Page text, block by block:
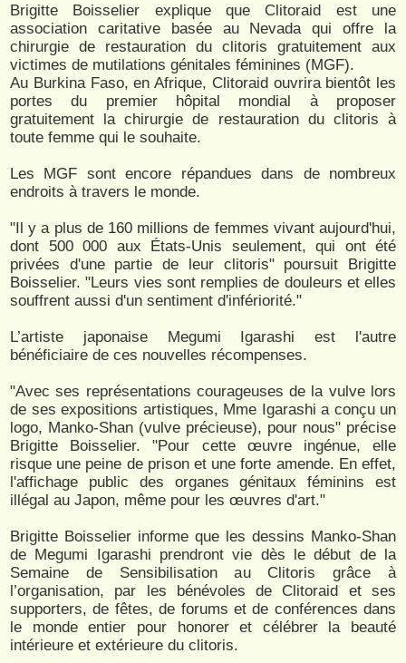
Brigitte Boisselier explique que Clitoraid est une
association caritative basée au Nevada qui offre la
chirurgie de restauration du clitoris gratuitement aux
victimes de mutilations génitales féminines (MGF).
Au Burkina Faso, en Afrique, Clitoraid ouvrira bientôt les
portes du premier hôpital mondial à proposer
gratuitement la chirurgie de restauration du clitoris à
toute femme qui le souhaite.
Les MGF sont encore répandues dans de nombreux
endroits à travers le monde.
"Il y a plus de 160 millions de femmes vivant aujourd'hui,
dont 500 000 aux États-Unis seulement, qui ont été
privées d'une partie de leur clitoris" poursuit Brigitte
Boisselier. "Leurs vies sont remplies de douleurs et elles
souffrent aussi d'un sentiment d'infériorité."
L’artiste japonaise Megumi Igarashi est l'autre
bénéficiaire de ces nouvelles récompenses.
"Avec ses représentations courageuses de la vulve lors
de ses expositions artistiques, Mme Igarashi a conçu un
logo, Manko-Shan (vulve précieuse), pour nous" précise
Brigitte Boisselier. "Pour cette œuvre ingénue, elle
risque une peine de prison et une forte amende. En effet,
l'affichage public des organes génitaux féminins est
illégal au Japon, même pour les œuvres d'art."
Brigitte Boisselier informe que les dessins Manko-Shan
de Megumi Igarashi prendront vie dès le début de la
Semaine de Sensibilisation au Clitoris grâce à
l’organisation, par les bénévoles de Clitoraid et ses
supporters, de fêtes, de forums et de conférences dans
le monde entier pour honorer et célébrer la beauté
intérieure et extérieure du clitoris.